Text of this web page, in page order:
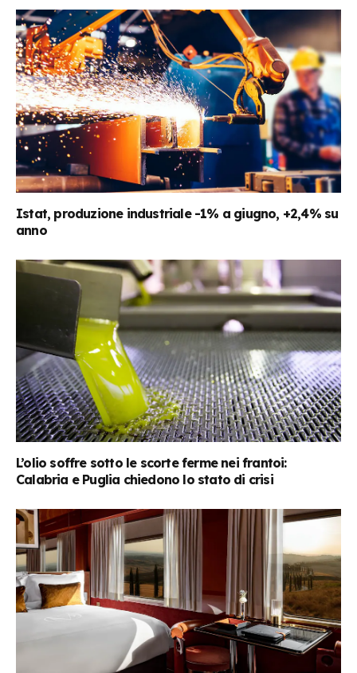
Istat, produzione industriale -1% a giugno, +2,4% su
anno
L’olio soffre sotto le scorte ferme nei frantoi:
Calabria e Puglia chiedono lo stato di crisi